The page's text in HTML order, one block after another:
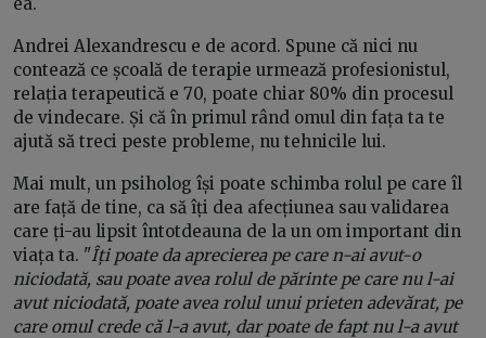
Andrei Alexandrescu e de acord. Spune că nici nu
contează ce școală de terapie urmează profesionistul,
relația terapeutică e 70, poate chiar 80% din procesul
de vindecare. Și că în primul rând omul din fața ta te
ajută să treci peste probleme, nu tehnicile lui.
Mai mult, un psiholog își poate schimba rolul pe care îl
are față de tine, ca să îți dea afecțiunea sau validarea
care ți-au lipsit întotdeauna de la un om important din
viața ta. "Îți poate da aprecierea pe care n-ai avut-o
niciodată, sau poate avea rolul de părinte pe care nu l-ai
avut niciodată, poate avea rolul unui prieten adevărat, pe
care omul crede că l-a avut, dar poate de fapt nu l-a avut